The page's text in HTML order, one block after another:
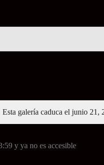
Esta galería caduca el junio 21,
y ya no es accesible